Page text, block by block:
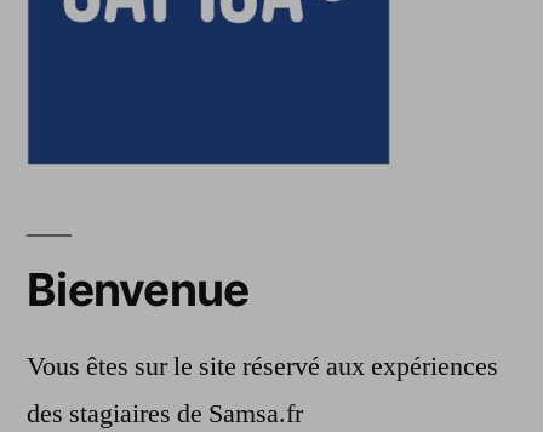
Bienvenue
Vous êtes sur le site réservé aux expériences
des stagiaires de Samsa.fr